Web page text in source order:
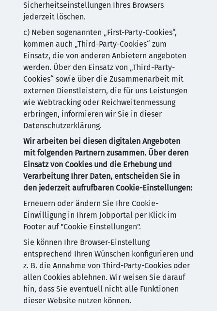
Sicherheitseinstellungen Ihres Browsers
jederzeit löschen.
c) Neben sogenannten „First-Party-Cookies“,
kommen auch „Third-Party-Cookies“ zum
Einsatz, die von anderen Anbietern angeboten
werden. Über den Einsatz von „Third-Party-
Cookies“ sowie über die Zusammenarbeit mit
externen Dienstleistern, die für uns Leistungen
wie Webtracking oder Reichweitenmessung
erbringen, informieren wir Sie in dieser
Datenschutzerklärung.
Wir arbeiten bei diesen digitalen Angeboten
mit folgenden Partnern zusammen. Über deren
Einsatz von Cookies und die Erhebung und
Verarbeitung Ihrer Daten, entscheiden Sie in
den jederzeit aufrufbaren Cookie-Einstellungen:
Erneuern oder ändern Sie Ihre Cookie-
Einwilligung in Ihrem Jobportal per Klick im
Footer auf "Cookie Einstellungen".
Sie können Ihre Browser-Einstellung
entsprechend Ihren Wünschen konfigurieren und
z. B. die Annahme von Third-Party-Cookies oder
allen Cookies ablehnen. Wir weisen Sie darauf
hin, dass Sie eventuell nicht alle Funktionen
dieser Website nutzen können.